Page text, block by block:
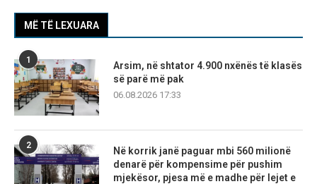
MË TË LEXUARA
1
Arsim, në shtator 4.900 nxënës të klasës
së parë më pak
06.08.2026 17:33
2
Në korrik janë paguar mbi 560 milionë
denarë për kompensime për pushim
mjekësor, pjesa më e madhe për lejet e